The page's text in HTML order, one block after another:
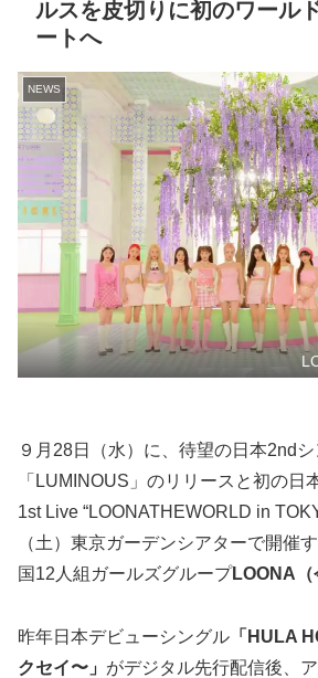
ルスを皮切りに初のワール
ートへ
NEWS
９月28日（水）に、待望の日本2nd
「LUMINOUS」のリリースと初の日
1st Live “LOONATHEWORLD in
（土）東京ガーデンシアターで開催
国12人組ガールズグループLOONA（
昨年日本デビューシングル 「HULA
クセイ〜」 がデジタル先行配信後、